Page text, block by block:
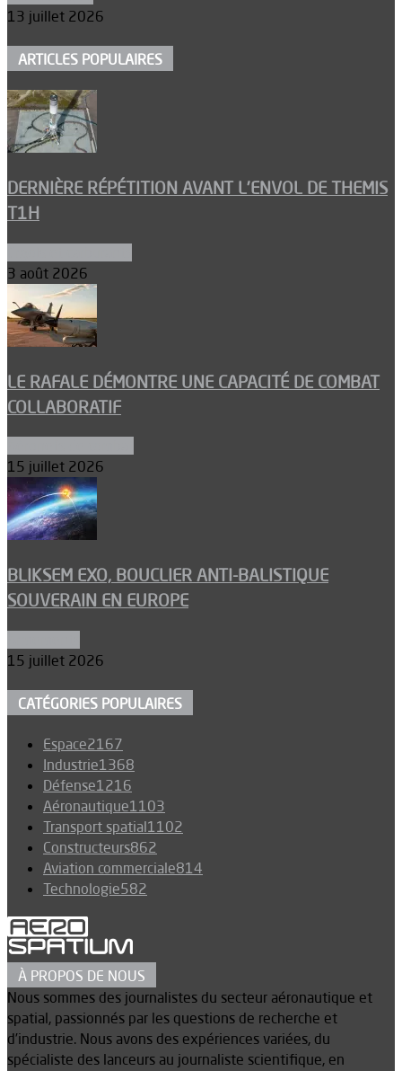
13 juillet 2026
ARTICLES POPULAIRES
DERNIÈRE RÉPÉTITION AVANT L’ENVOL DE THEMIS
T1H
3 août 2026
LE RAFALE DÉMONTRE UNE CAPACITÉ DE COMBAT
COLLABORATIF
15 juillet 2026
BLIKSEM EXO, BOUCLIER ANTI-BALISTIQUE
SOUVERAIN EN EUROPE
15 juillet 2026
CATÉGORIES POPULAIRES
Espace2167
Industrie1368
Défense1216
Aéronautique1103
Transport spatial1102
Constructeurs862
Aviation commerciale814
Technologie582
À PROPOS DE NOUS
Nous sommes des journalistes du secteur aéronautique et
spatial, passionnés par les questions de recherche et
d’industrie. Nous avons des expériences variées, du
spécialiste des lanceurs au journaliste scientifique, en